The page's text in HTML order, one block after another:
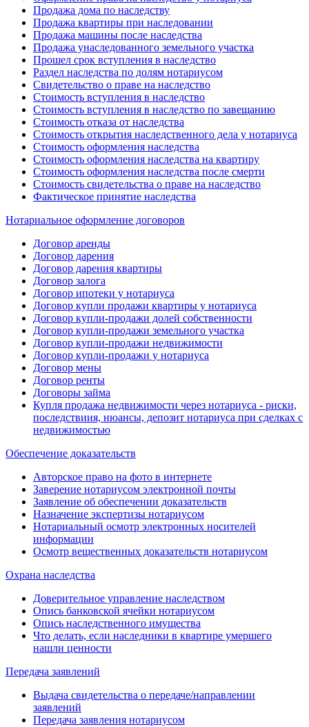
Продажа дома по наследству
Продажа квартиры при наследовании
Продажа машины после наследства
Продажа унаследованного земельного участка
Прошел срок вступления в наследство
Раздел наследства по долям нотариусом
Свидетельство о праве на наследство
Стоимость вступления в наследство
Стоимость вступления в наследство по завещанию
Стоимость отказа от наследства
Стоимость открытия наследственного дела у нотариуса
Стоимость оформления наследства
Стоимость оформления наследства на квартиру
Стоимость оформления наследства после смерти
Стоимость свидетельства о праве на наследство
Фактическое принятие наследства
Нотариальное оформление договоров
Договор аренды
Договор дарения
Договор дарения квартиры
Договор залога
Договор ипотеки у нотариуса
Договор купли продажи квартиры у нотариуса
Договор купли-продажи долей собственности
Договор купли-продажи земельного участка
Договор купли-продажи недвижимости
Договор купли-продажи у нотариуса
Договор мены
Договор ренты
Договоры займа
Купля продажа недвижимости через нотариуса - риски,
последствиия, нюансы, депозит нотариуса при сделках с
недвижимостью
Обеспечение доказательств
Авторское право на фото в интернете
Заверение нотариусом электронной почты
Заявление об обеспечении доказательств
Назначение экспертизы нотариусом
Нотариальный осмотр электронных носителей
информации
Осмотр вещественных доказательств нотариусом
Охрана наследства
Доверительное управление наследством
Опись банковской ячейки нотариусом
Опись наследственного имущества
Что делать, если наследники в квартире умершего
нашли ценности
Передача заявлений
Выдача свидетельства о передаче/направлении
заявлений
Передача заявления нотариусом